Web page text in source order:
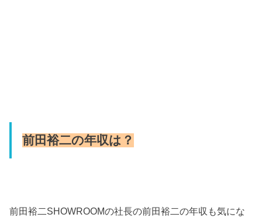
前田裕二の年収は？
前田裕二SHOWROOMの社長の前田裕二の年収も気にな